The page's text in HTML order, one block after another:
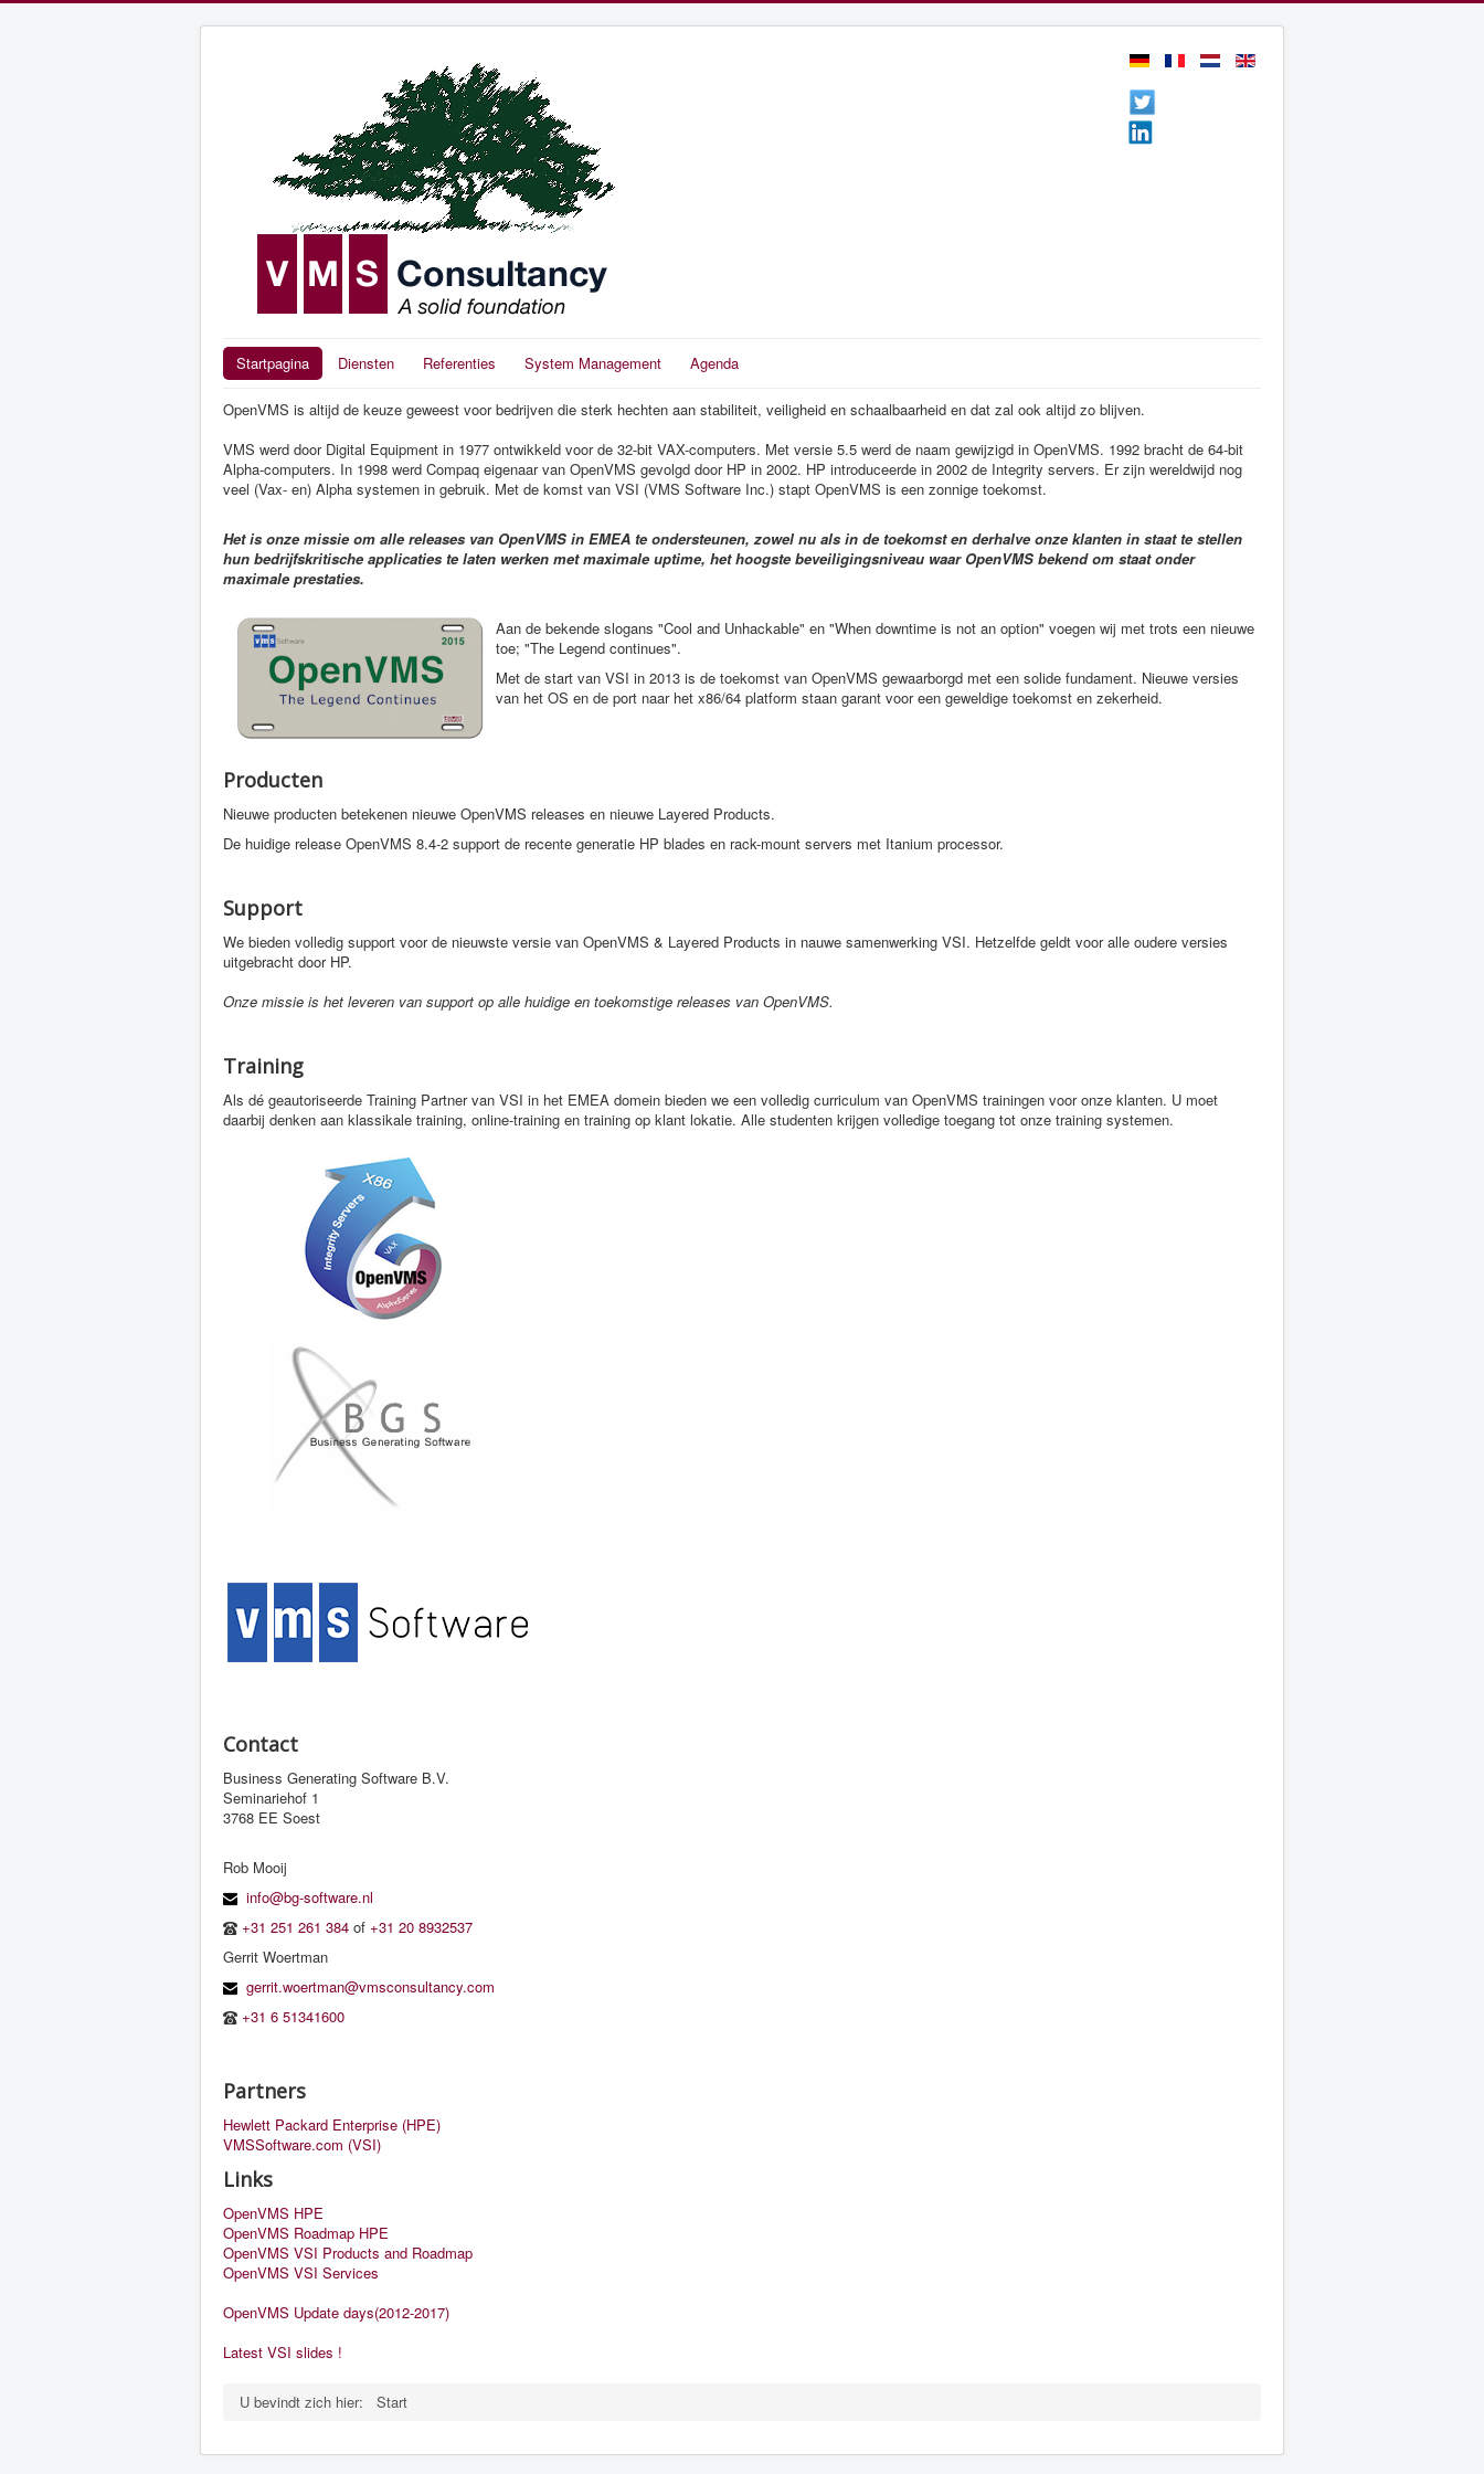
Startpagina Diensten Referenties System Management Agenda
OpenVMS is altijd de keuze geweest voor bedrijven die sterk hechten aan stabiliteit, veiligheid en schaalbaarheid en dat zal ook altijd zo blijven.
VMS werd door Digital Equipment in 1977 ontwikkeld voor de 32-bit VAX-computers. Met versie 5.5 werd de naam gewijzigd in OpenVMS. 1992 bracht de 64-bit
Alpha-computers. In 1998 werd Compaq eigenaar van OpenVMS gevolgd door HP in 2002. HP introduceerde in 2002 de Integrity servers. Er zijn wereldwijd nog
veel (Vax- en) Alpha systemen in gebruik. Met de komst van VSI (VMS Software Inc.) stapt OpenVMS is een zonnige toekomst.
Het is onze missie om alle releases van OpenVMS in EMEA te ondersteunen, zowel nu als in de toekomst en derhalve onze klanten in staat te stellen
hun bedrijfskritische applicaties te laten werken met maximale uptime, het hoogste beveiligingsniveau waar OpenVMS bekend om staat onder
maximale prestaties.
Aan de bekende slogans "Cool and Unhackable" en "When downtime is not an option" voegen wij met trots een nieuwe
toe; "The Legend continues".
Met de start van VSI in 2013 is de toekomst van OpenVMS gewaarborgd met een solide fundament. Nieuwe versies
van het OS en de port naar het x86/64 platform staan garant voor een geweldige toekomst en zekerheid.
Producten
Nieuwe producten betekenen nieuwe OpenVMS releases en nieuwe Layered Products.
De huidige release OpenVMS 8.4-2 support de recente generatie HP blades en rack-mount servers met Itanium processor.
Support
We bieden volledig support voor de nieuwste versie van OpenVMS & Layered Products in nauwe samenwerking VSI. Hetzelfde geldt voor alle oudere versies
uitgebracht door HP.
Onze missie is het leveren van support op alle huidige en toekomstige releases van OpenVMS.
Training
Als dé geautoriseerde Training Partner van VSI in het EMEA domein bieden we een volledig curriculum van OpenVMS trainingen voor onze klanten. U moet
daarbij denken aan klassikale training, online-training en training op klant lokatie. Alle studenten krijgen volledige toegang tot onze training systemen.
Contact
Business Generating Software B.V.
Seminariehof 1
3768 EE Soest
Rob Mooij
info@bg-software.nl
+31 251 261 384 of +31 20 8932537
Gerrit Woertman
gerrit.woertman@vmsconsultancy.com
+31 6 51341600
Partners
Hewlett Packard Enterprise (HPE)
VMSSoftware.com (VSI)
Links
OpenVMS HPE
OpenVMS Roadmap HPE
OpenVMS VSI Products and Roadmap
OpenVMS VSI Services
OpenVMS Update days(2012-2017)
Latest VSI slides !
U bevindt zich hier: Start